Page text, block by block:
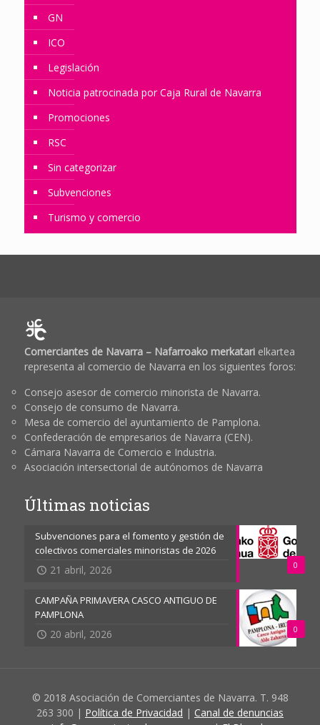
GN
ICO
Legislación
Noticia patrocinada por Caja Rural de Navarra
Promociones
RSC
Sin categorizar
Subvenciones
Turismo y comercio
Comerciantes de Navarra – Nafarroako merkatarielkartea
representa al comercio de Navarra en los siguientes foros:
Consejo asesor de comercio minorista de Navarra.
Consejo de consumo de Navarra.
Mesa de comercio del ayuntamiento de Pamplona.
Confederación de empresarios de Navarra (CEN).
Cámara Navarra de Comercio e Industria.
Asociación intersectorial de autónomos de Navarra
Últimas noticias
0
Subvenciones para el fomento y gestión de
colectivos comerciales minoristas de 2026
21 abril, 2026
0
CAMPAÑA PRIMAVERA CASCO ANTIGUO DE
PAMPLONA
20 abril, 2026
© 2018 Asociación de Comerciantes de Navarra. T. 948
263 300 | Política de Privacidad | Canal de denuncias